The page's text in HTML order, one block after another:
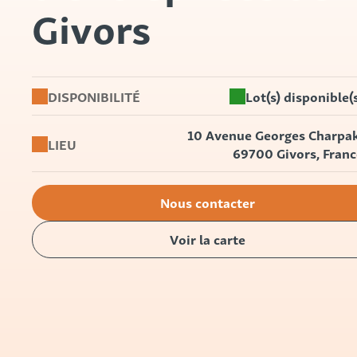
Givors
DISPONIBILITÉ Lot(s)
LIEU
10 Avenue Georges
69700 Givors,
Nous contacter
Voir la carte